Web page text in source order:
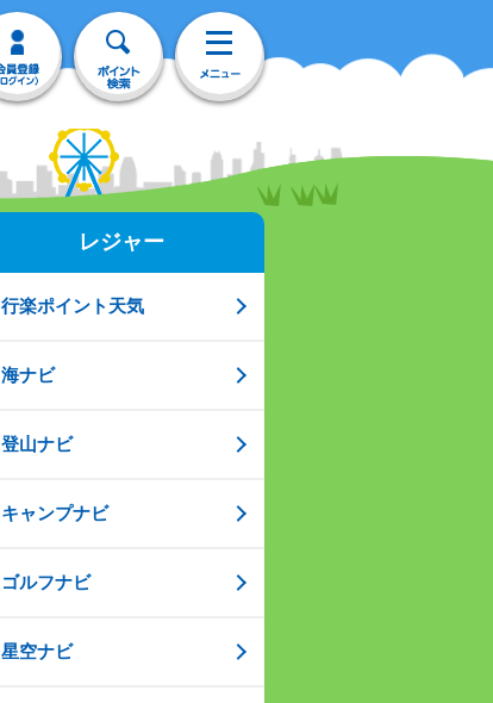
レジャー
行楽ポイント天気
海ナビ
登山ナビ
キャンプナビ
ゴルフナビ
星空ナビ